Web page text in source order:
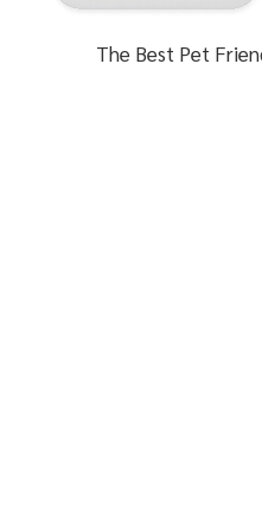
The Best Pet